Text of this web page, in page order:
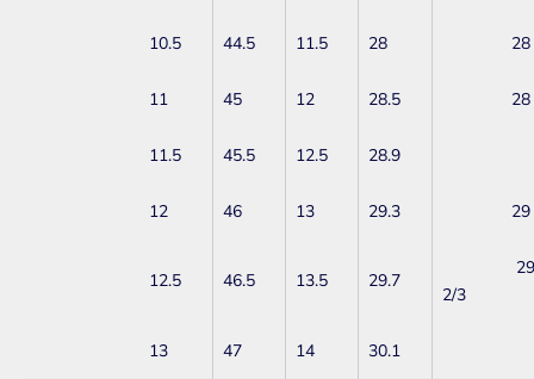
10.5 44.5 11.5 28
11 45 12 28.5
11.5 45.5 12.5 28.9
12 46 13 29.3
12.5 46.5 13.5 29.7
2/3
13 47 14 30.1